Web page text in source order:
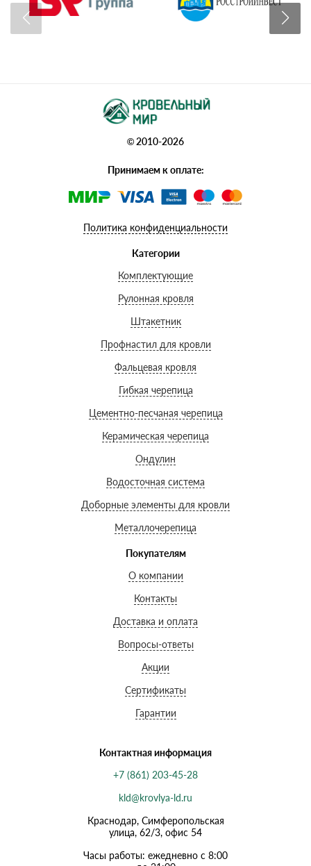
© 2010-2026
Принимаем к оплате:
Политика конфиденциальности
Категории
Комплектующие
Рулонная кровля
Штакетник
Профнастил для кровли
Фальцевая кровля
Гибкая черепица
Цементно-песчаная черепица
Керамическая черепица
Ондулин
Водосточная система
Доборные элементы для кровли
Металлочерепица
Покупателям
О компании
Контакты
Доставка и оплата
Вопросы-ответы
Акции
Сертификаты
Гарантии
Контактная информация
+7 (861) 203-45-28
kld@krovlya-ld.ru
Краснодар, Симферопольская
улица, 62/3, офис 54
Часы работы: ежедневно с 8:00